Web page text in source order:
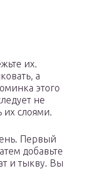
их.
а
этого
не
их слоями.
Первый
добавьте
и тыкву. Вы